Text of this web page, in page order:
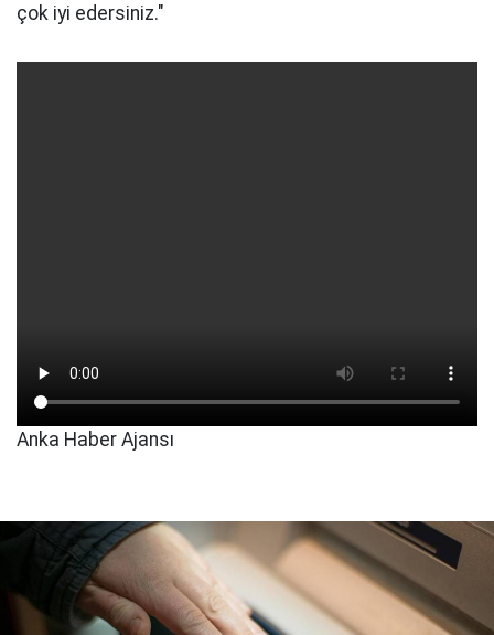
çok iyi edersiniz."
Anka Haber Ajansı